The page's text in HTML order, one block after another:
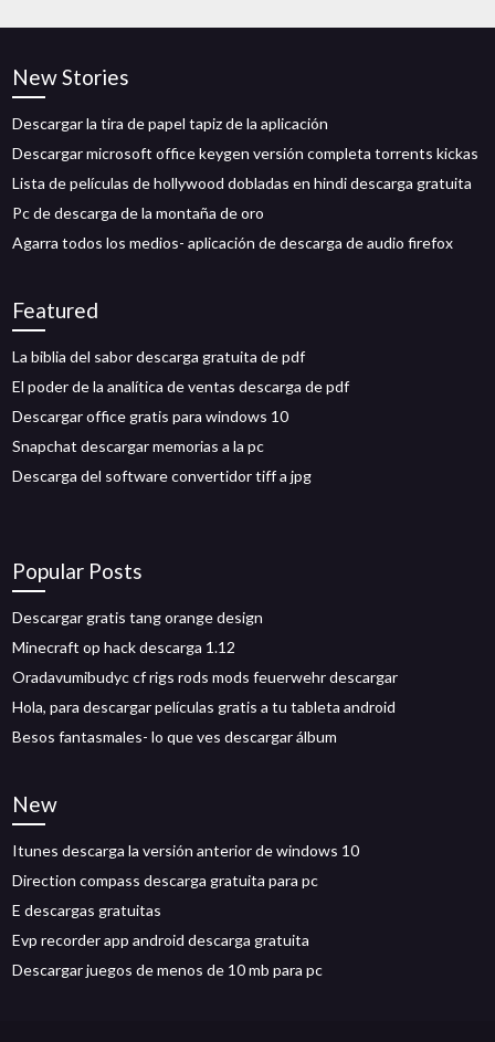
New Stories
Descargar la tira de papel tapiz de la aplicación
Descargar microsoft office keygen versión completa torrents kickas
Lista de películas de hollywood dobladas en hindi descarga gratuita
Pc de descarga de la montaña de oro
Agarra todos los medios- aplicación de descarga de audio firefox
Featured
La biblia del sabor descarga gratuita de pdf
El poder de la analítica de ventas descarga de pdf
Descargar office gratis para windows 10
Snapchat descargar memorias a la pc
Descarga del software convertidor tiff a jpg
Popular Posts
Descargar gratis tang orange design
Minecraft op hack descarga 1.12
Oradavumibudyc cf rigs rods mods feuerwehr descargar
Hola, para descargar películas gratis a tu tableta android
Besos fantasmales- lo que ves descargar álbum
New
Itunes descarga la versión anterior de windows 10
Direction compass descarga gratuita para pc
E descargas gratuitas
Evp recorder app android descarga gratuita
Descargar juegos de menos de 10 mb para pc